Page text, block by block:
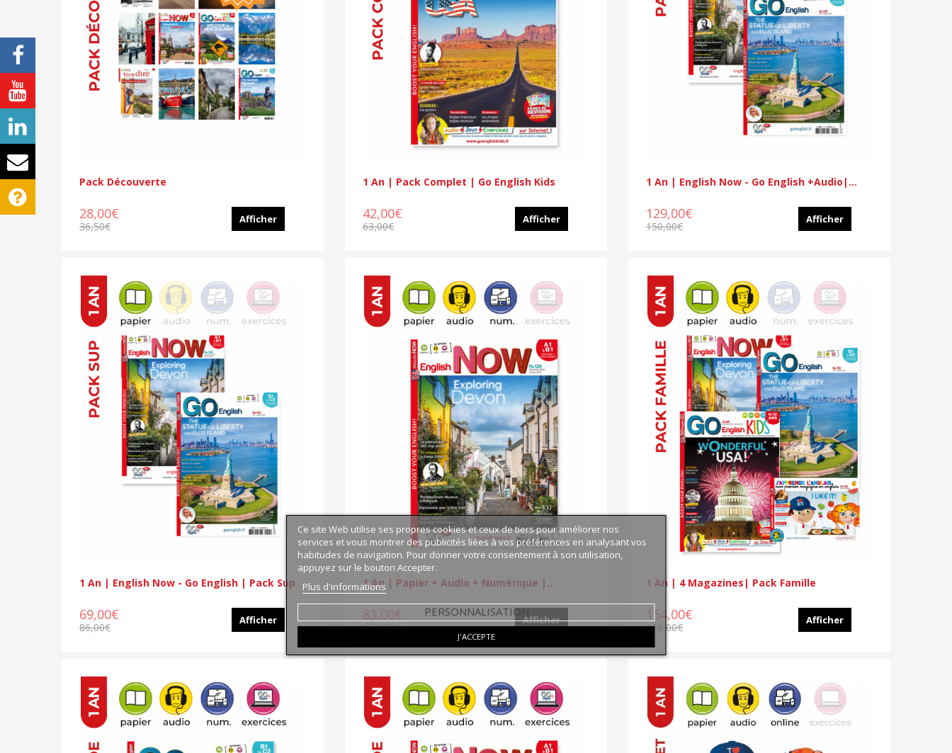
Pack Découverte
28,00€
36,50€
Afficher
1 An | Pack Complet | Go English Kids
42,00€
63,00€
Afficher
1 An | English Now - Go English +audio|...
129,00€
150,00€
Afficher
1 An | English Now - Go English | Pack Sup
69,00€
86,00€
Afficher
1 An | Papier + Audio + Numérique |...
83,00€
127,00€
Afficher
1 An | 4 Magazines| Pack Famille
154,00€
216,00€
Afficher
Ce site Web utilise ses propres cookies et ceux de tiers pour améliorer nos
services et vous montrer des publicités liées à vos préférences en analysant vos
habitudes de navigation. Pour donner votre consentement à son utilisation,
appuyez sur le bouton Accepter.
Plus d'informations
PERSONNALISATION
J'ACCEPTE